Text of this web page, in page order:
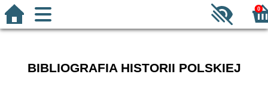
0
BIBLIOGRAFIA HISTORII POLSKIEJ